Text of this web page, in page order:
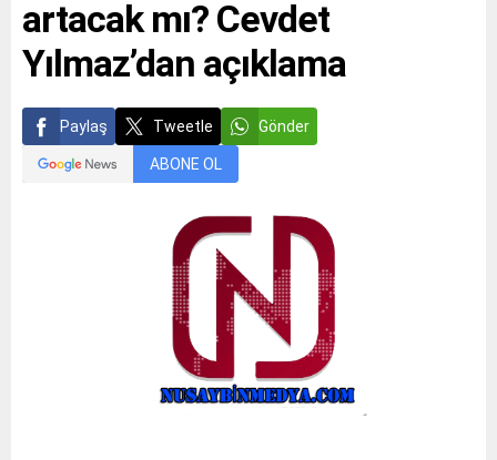
artacak mı? Cevdet
Yılmaz’dan açıklama
Paylaş Tweetle Gönder
ABONE OL